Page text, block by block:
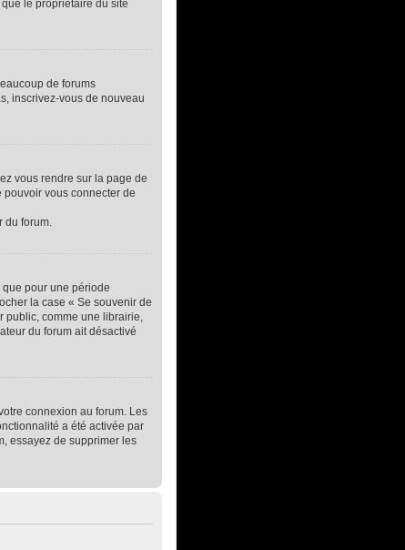
le propriétaire du site
de forums
inscrivez-vous de nouveau
vous rendre sur la page de
pouvoir vous connecter de
du forum.
pour une période
la case « Se souvenir de
public, comme une librairie,
du forum ait désactivé
connexion au forum. Les
a été activée par
essayez de supprimer les